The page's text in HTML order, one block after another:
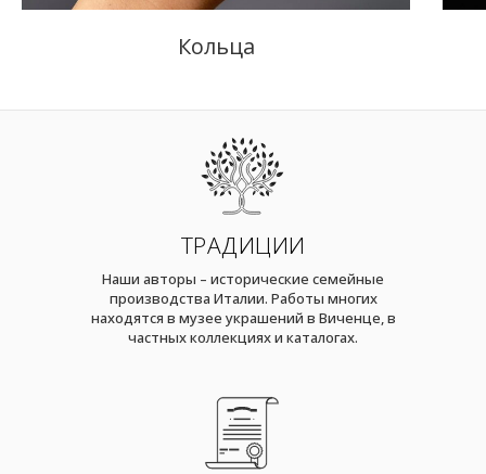
Кольца
ТРАДИЦИИ
Наши авторы – исторические семейные
производства Италии. Работы многих
находятся в музее украшений в Виченце, в
частных коллекциях и каталогах.